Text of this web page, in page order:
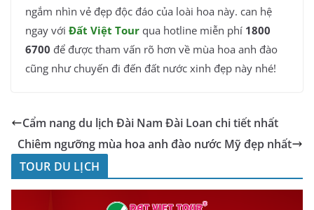
ngắm nhìn vẻ đẹp độc đáo của loài hoa này. can hệ
ngay với Đất Việt Tour qua hotline miễn phí 1800
6700 để được tham vấn rõ hơn về mùa hoa anh đào
cũng như chuyến đi đến đất nước xinh đẹp này nhé!
Cẩm nang du lịch Đài Nam Đài Loan chi tiết nhất
Chiêm ngưỡng mùa hoa anh đào nước Mỹ đẹp nhất
TOUR DU LỊCH